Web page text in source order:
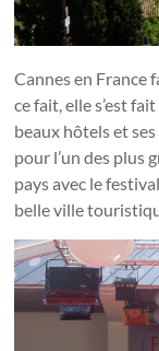
Cannes en France
ce fait, elle s’est
beaux hôtels et
pour l’un des plus
pays avec le
belle ville